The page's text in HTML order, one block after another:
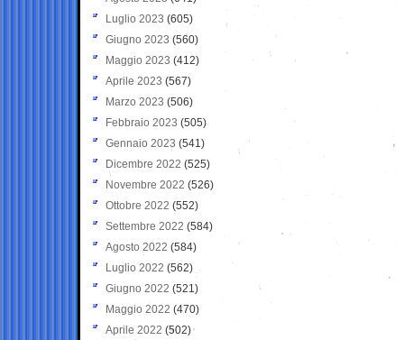
Luglio 2023 (605)
Giugno 2023 (560)
Maggio 2023 (412)
Aprile 2023 (567)
Marzo 2023 (506)
Febbraio 2023 (505)
Gennaio 2023 (541)
Dicembre 2022 (525)
Novembre 2022 (526)
Ottobre 2022 (552)
Settembre 2022 (584)
Agosto 2022 (584)
Luglio 2022 (562)
Giugno 2022 (521)
Maggio 2022 (470)
Aprile 2022 (502)